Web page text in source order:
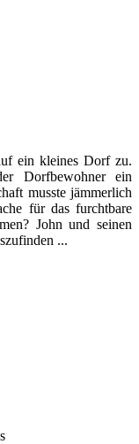
ein kleines Dorf zu.
Dorfbewohner ein
musste jämmerlich
für das furchtbare
John und seinen
...